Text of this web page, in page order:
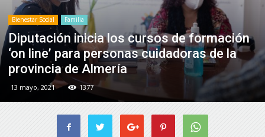
Bienestar Social Familia
Diputación inicia los cursos de formación
‘on line’ para personas cuidadoras de la
provincia de Almería
13 mayo, 2021 1377